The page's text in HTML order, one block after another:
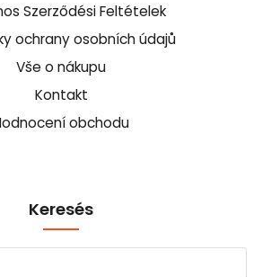
Szerződési Feltételek
ochrany osobních údajů
Vše o nákupu
Kontakt
obchodu
Keresés